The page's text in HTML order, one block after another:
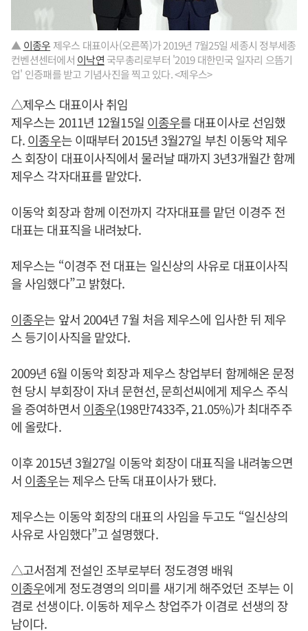
▲이종우 제우스 대표이사(오른쪽)가 2019년 7월25일 세종시 정부세종
컨벤션센터에서 이낙연 국무총리로부터 '2019 대한민국 일자리 으뜸기
업' 인증패를 받고 기념사진을 찍고 있다. <제우스>
△제우스 대표이사 취임
제우스는 2011년 12월15일 이종우를 대표이사로 선임했
다.이종우는 이때부터 2015년 3월27일 부친 이동악 제우
스 회장이 대표이사직에서 물러날 때까지 3년3개월간 함께
제우스 각자대표를 맡았다.
이동악 회장과 함께 이전까지 각자대표를 맡던 이경주 전
대표는 대표직을 내려놨다.
제우스는 “이경주 전 대표는 일신상의 사유로 대표이사직
을 사임했다”고 밝혔다.
이종우는 앞서 2004년 7월 처음 제우스에 입사한 뒤 제우
스 등기이사직을 맡았다.
2009년 6월 이동악 회장과 제우스 창업부터 함께해온 문정
현 당시 부회장이 자녀 문현선, 문희선씨에게 제우스 주식
을 증여하면서 이종우(198만7433주, 21.05%)가 최대주주
에 올랐다.
이후 2015년 3월27일 이동악 회장이 대표직을 내려놓으면
서 이종우는 제우스 단독 대표이사가 됐다.
제우스는 이동악 회장의 대표의 사임을 두고도 “일신상의
사유로 사임했다”고 설명했다.
△고서점계 전설인 조부로부터 정도경영 배워
이종우에게 정도경영의 의미를 새기게 해주었던 조부는 이
겸로 선생이다. 이동하 제우스 창업주가 이겸로 선생의 장
남이다.